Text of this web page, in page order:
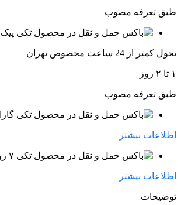
طبق تعرفه مصوب
تحول کمتر از 24 ساعت مخصوص تهران
۱ تا ۲ روز
طبق تعرفه مصوب
اطلاعات بیشتر
۷ روز بازگشت وجه
اطلاعات بیشتر
توضیحات